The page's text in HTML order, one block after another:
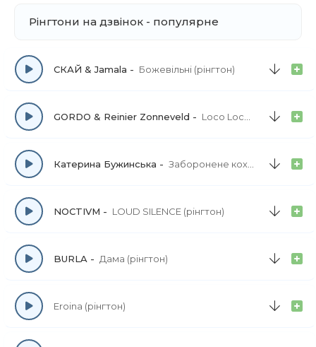
Рінгтони на дзвінок - популярне
СКАЙ & Jamala Божевільні (рінгтон)
GORDO & Reinier Zonneveld Loco Loco (рінгтон)
Катерина Бужинська Заборонене кохання (рінгтон)
NOCTIVM LOUD SILENCE (рінгтон)
BURLA Дама (рінгтон)
Eroina (рінгтон)